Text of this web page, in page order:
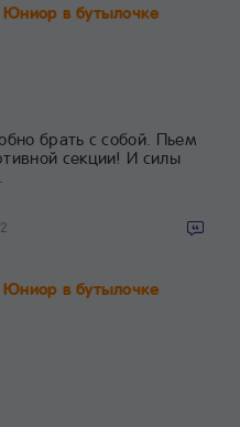
Юниор в бутылочке
брать с собой. Пьем
секции! И силы
Юниор в бутылочке